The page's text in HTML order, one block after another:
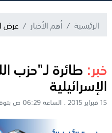
الرئيسية أهم الأخبار عرض
خبر: طائرة لـ"حزب
الإسرائيلية
15 فبراير 2015 . الساعة 06:29 ص بتوقيت القدس